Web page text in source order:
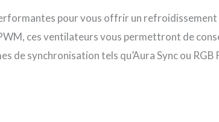
pour vous offrir un
ces ventilateurs vous permettront de
de synchronisation tels qu’Aura Sync ou RGB